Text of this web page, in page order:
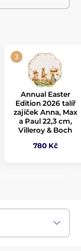
Annual Easter
Edition 2026 talíř
zajíček Anna, Max
a Paul 22,3 cm,
Villeroy & Boch
780 Kč